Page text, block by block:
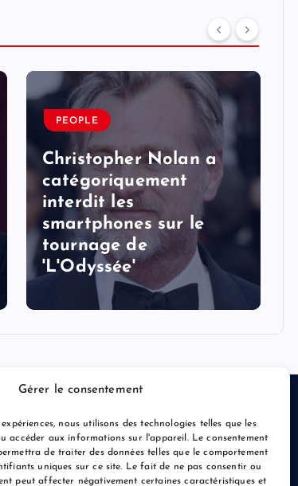
Gérer le consentement
nous utilisons des technologies telles que les
accéder aux informations sur l'appareil. Le consentement
de traiter des données telles que le comportement
uniques sur ce site. Le fait de ne pas consentir ou
peut affecter négativement certaines caractéristiques et
PEOPLE
Christopher Nolan a
catégoriquement
interdit les
smartphones sur le
tournage de
'L'Odyssée'